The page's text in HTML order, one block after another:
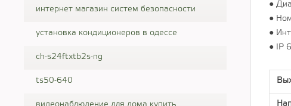
интернет магазин систем безопасности
установка кондиционеров в одессе
ch-s24ftxtb2s-ng
ts50-640
●
●
●
● IP